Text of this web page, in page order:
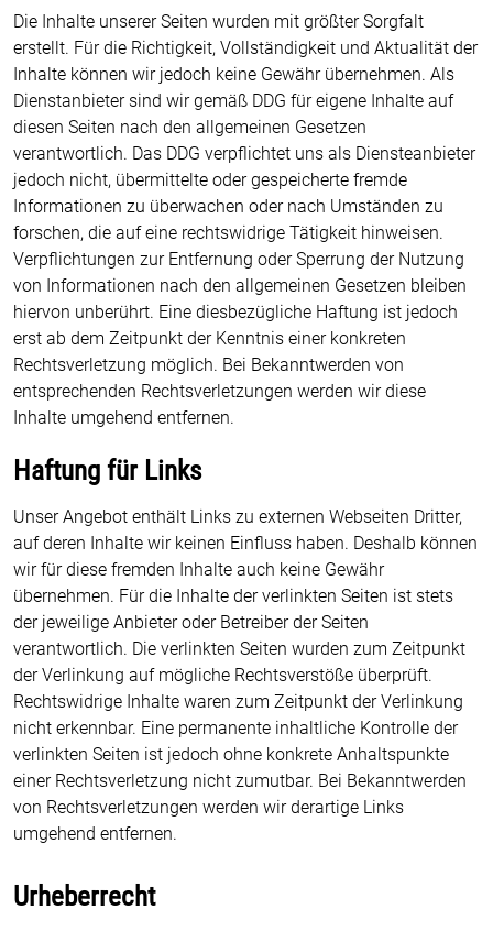
Die Inhalte unserer Seiten wurden mit größter Sorgfalt
erstellt. Für die Richtigkeit, Vollständigkeit und Aktualität der
Inhalte können wir jedoch keine Gewähr übernehmen. Als
Dienstanbieter sind wir gemäß DDG für eigene Inhalte auf
diesen Seiten nach den allgemeinen Gesetzen
verantwortlich. Das DDG verpflichtet uns als Diensteanbieter
jedoch nicht, übermittelte oder gespeicherte fremde
Informationen zu überwachen oder nach Umständen zu
forschen, die auf eine rechtswidrige Tätigkeit hinweisen.
Verpflichtungen zur Entfernung oder Sperrung der Nutzung
von Informationen nach den allgemeinen Gesetzen bleiben
hiervon unberührt. Eine diesbezügliche Haftung ist jedoch
erst ab dem Zeitpunkt der Kenntnis einer konkreten
Rechtsverletzung möglich. Bei Bekanntwerden von
entsprechenden Rechtsverletzungen werden wir diese
Inhalte umgehend entfernen.
Haftung für Links
Unser Angebot enthält Links zu externen Webseiten Dritter,
auf deren Inhalte wir keinen Einfluss haben. Deshalb können
wir für diese fremden Inhalte auch keine Gewähr
übernehmen. Für die Inhalte der verlinkten Seiten ist stets
der jeweilige Anbieter oder Betreiber der Seiten
verantwortlich. Die verlinkten Seiten wurden zum Zeitpunkt
der Verlinkung auf mögliche Rechtsverstöße überprüft.
Rechtswidrige Inhalte waren zum Zeitpunkt der Verlinkung
nicht erkennbar. Eine permanente inhaltliche Kontrolle der
verlinkten Seiten ist jedoch ohne konkrete Anhaltspunkte
einer Rechtsverletzung nicht zumutbar. Bei Bekanntwerden
von Rechtsverletzungen werden wir derartige Links
umgehend entfernen.
Urheberrecht